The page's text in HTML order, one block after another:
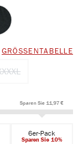
nicht verfügbar.)
graphit
GRÖSSENTABELLE
(Diese Option ist
Sparen Sie 11,97 €
6er-Pack
Sparen Sie 10%